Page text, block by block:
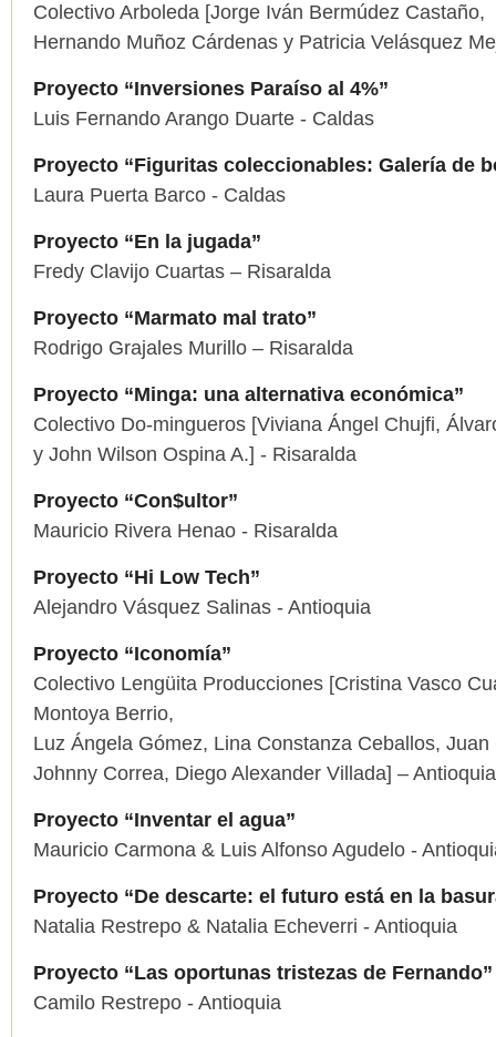
Colectivo Arboleda [Jorge Iván Bermúdez Castaño,
Hernando Muñoz Cárdenas y Patricia Velásquez
Proyecto “Inversiones Paraíso al 4%”
Luis Fernando Arango Duarte - Caldas
Proyecto “Figuritas coleccionables: Galería de
Laura Puerta Barco - Caldas
Proyecto “En la jugada”
Fredy Clavijo Cuartas – Risaralda
Proyecto “Marmato mal trato”
Rodrigo Grajales Murillo – Risaralda
Proyecto “Minga: una alternativa económica”
Colectivo Do-mingueros [Viviana Ángel Chujfi,
y John Wilson Ospina A.] - Risaralda
Proyecto “Con$ultor”
Mauricio Rivera Henao - Risaralda
Proyecto “Hi Low Tech”
Alejandro Vásquez Salinas - Antioquia
Proyecto “Iconomía”
Colectivo Lengüita Producciones [Cristina Vasco
Montoya Berrio,
Luz Ángela Gómez, Lina Constanza Ceballos,
Johnny Correa, Diego Alexander Villada] – Antioquia
Proyecto “Inventar el agua”
Mauricio Carmona & Luis Alfonso Agudelo -
Proyecto “De descarte: el futuro está en la
Natalia Restrepo & Natalia Echeverri - Antioquia
Proyecto “Las oportunas tristezas de Fernando”
Camilo Restrepo - Antioquia